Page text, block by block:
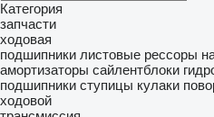
Категория
запчасти
ходовая
подшипники листовые рессоры
амортизаторы сайлентблоки
подшипники ступицы кулаки
ходовой